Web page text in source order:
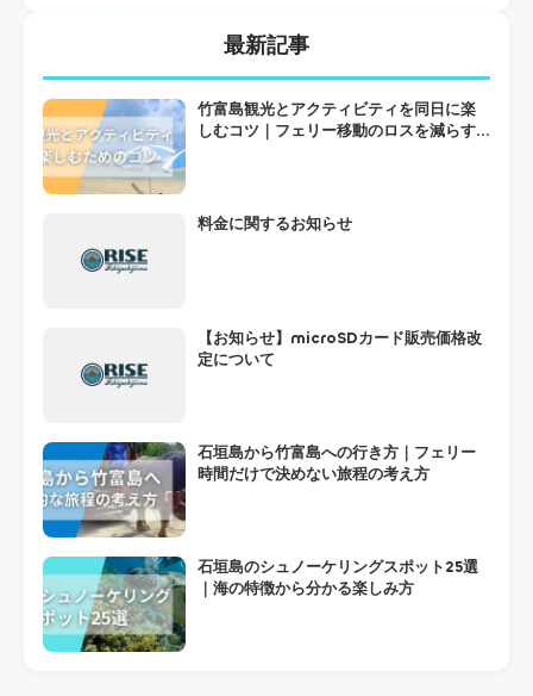
最新記事
竹富島観光とアクティビティを同日に楽
しむコツ｜フェリー移動のロスを減らす
料金に関するお知らせ
【お知らせ】microSDカード販売価格改
定について
石垣島から竹富島への行き方｜フェリー
時間だけで決めない旅程の考え方
石垣島のシュノーケリングスポット25選
｜海の特徴から分かる楽しみ方